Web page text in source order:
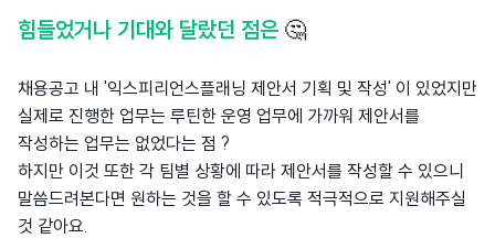
힘들었거나 기대와 달랐던 점은 🤔
채용공고 내 '익스피리언스플래닝 제안서 기획 및 작성' 이 있었지만
실제로 진행한 업무는 루틴한 운영 업무에 가까워 제안서를
작성하는 업무는 없었다는 점 ?
하지만 이것 또한 각 팀별 상황에 따라 제안서를 작성할 수 있으니
말씀드려본다면 원하는 것을 할 수 있도록 적극적으로 지원해주실
것 같아요.